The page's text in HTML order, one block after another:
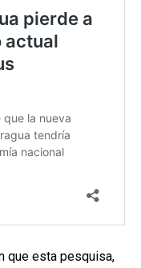
que esta pesquisa,